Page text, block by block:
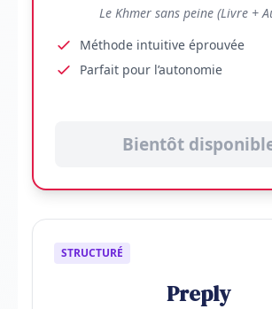
Le Khmer sans peine (Livre +
Méthode intuitive éprouvée
Parfait pour l’autonomie
Bientôt
STRUCTURÉ
Preply